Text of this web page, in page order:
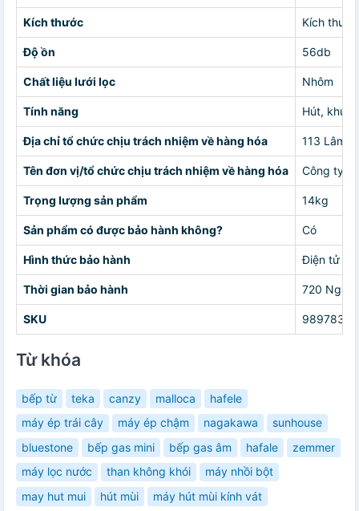
Kích thước Kích
Độ ồn 56db
Chất liệu lưới lọc Nhôm
Tính năng Hút, khử
Địa chỉ tổ chức chịu trách nhiệm về hàng hóa 113 Lâm
Tên đơn vị/tổ chức chịu trách nhiệm về hàng hóa Công ty
Trọng lượng sản phẩm 14kg
Sản phẩm có được bảo hành không? Có
Hình thức bảo hành Điện tử
Thời gian bảo hành 720 Ngày
SKU
Từ khóa
bếp từ teka canzy malloca
hafele
máy ép trái cây
máy ép chậm nagakawa
sunhouse
bluestone
bếp gas mini bếp gas âm hafale
zemmer
máy lọc nước
than không khói
máy nhồi bột
may hut mui
hút mùi
máy hút mùi kính vát